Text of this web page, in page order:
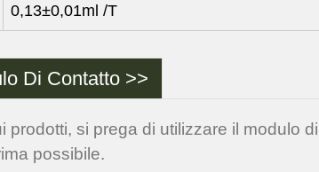
0,13±0,01ml /T
Di Contatto >>
prodotti, si prega di utilizzare il modulo di
possibile.